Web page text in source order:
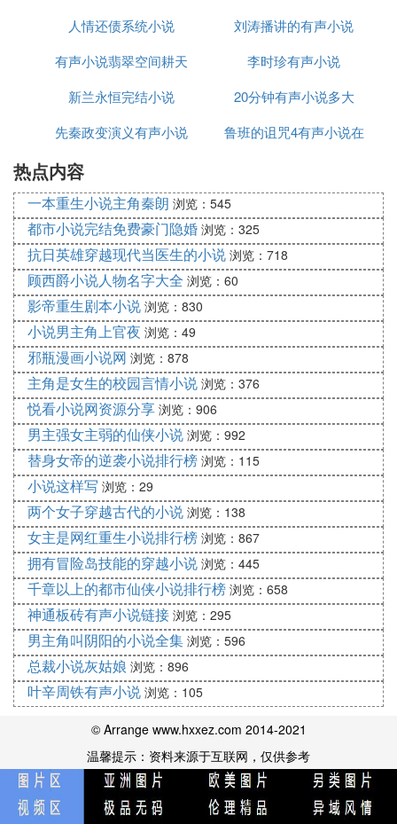
说来也巧，阿尔弗雷德·诺贝尔生前在俄国的巴库拥
有油田。他的侄子伊凡·诺贝尔在他叔叔死后一直负
责经营那份产业。而蒲宁一直是伊凡·诺贝尔崇敬的
一年颁奖庆典的座上宾，他虽然不直接参予评奖，但
他的地位和影响自然起到了相当的作用，使俄国、法
国许多作家都为蒲宁作宣传，造舆论，终使他从该年
度三十位侯选人中脱颖而出。
蒲宁于1870 年俄历10 月20 日出生在俄罗斯中部沃
罗涅什镇的一个没落的贵族家庭，从小生活在浓郁的
文学气氛和优美而寂静的田园中。由于家境贫困，中
学未毕业就步入社会，当过校对员、统计员、图书管
理员、报社记者。曾受教 于托尔斯泰、契诃夫、高
尔基等作家，并为高尔基主办的知识出版社撰过稿。
1909年被选为科学院名誉院士。十月革命爆发后，他
持敌对立场，于1920年流亡国外，侨居法国 直到去
世。
蒲宁的创作生涯始于诗歌。1887年开始在报纸上发表
诗作。1898 年出版了他的第一部诗集《在露天
下》，此后写了许多著名的作品，如短篇小说《安东
诺夫卡苹果》（1900）、《梦》（1908）、《弟兄
们》（1914）、《从旧金山来的先生》（1915）及
中篇小说《乡村》，1903年以诗集《落叶》获莫斯科
学术院的普希金奖。蒲宁的创作为俄罗斯批判现实主
义文学和繁荣的发展起了积极作用。十月革命爆发
后，蒲宁从旧贵族阶级的立场出发，反对和诅咒革
命，流亡法国后，曾游历欧洲、非洲和亚洲，写了
《米佳的爱情》、《幽暗的村间小径》等两百个中短
篇小说。《从旧金山来的先生》是蒲宁的代表作。
蒲宁的创作继承了俄国古典文学的现实主义传统，是
写作中短篇小说的高手。他的小说不太重视情节与结
构的安排，而专注于人物性的刻画和环境气氛的渲
染，语言生动和谐，富于 节奏感，被高尔基誉为“当
代优秀的文体家”。
集
人情还债系统小说
刘涛播讲的有声小说
有声小说翡翠空间耕天
耘地
李时珍有声小说
新兰永恒完结小说
20分钟有声小说多大
先秦政变演义有声小说
鲁班的诅咒4有声小说在
热点内容
一本重生小说主角秦朗 浏览：545
都市小说完结免费豪门隐婚 浏览：325
抗日英雄穿越现代当医生的小说 浏览：718
顾西爵小说人物名字大全 浏览：60
影帝重生剧本小说 浏览：830
小说男主角上官夜 浏览：49
邪瓶漫画小说网 浏览：878
主角是女生的校园言情小说 浏览：376
悦看小说网资源分享 浏览：906
男主强女主弱的仙侠小说 浏览：992
替身女帝的逆袭小说排行榜 浏览：115
小说这样写 浏览：29
两个女子穿越古代的小说 浏览：138
女主是网红重生小说排行榜 浏览：867
拥有冒险岛技能的穿越小说 浏览：445
千章以上的都市仙侠小说排行榜 浏览：658
神通板砖有声小说链接 浏览：295
男主角叫阴阳的小说全集 浏览：596
总裁小说灰姑娘 浏览：896
叶辛周铁有声小说 浏览：105
© Arrange www.hxxez.com 2014-2021
温馨提示：资料来源于互联网，仅供参考